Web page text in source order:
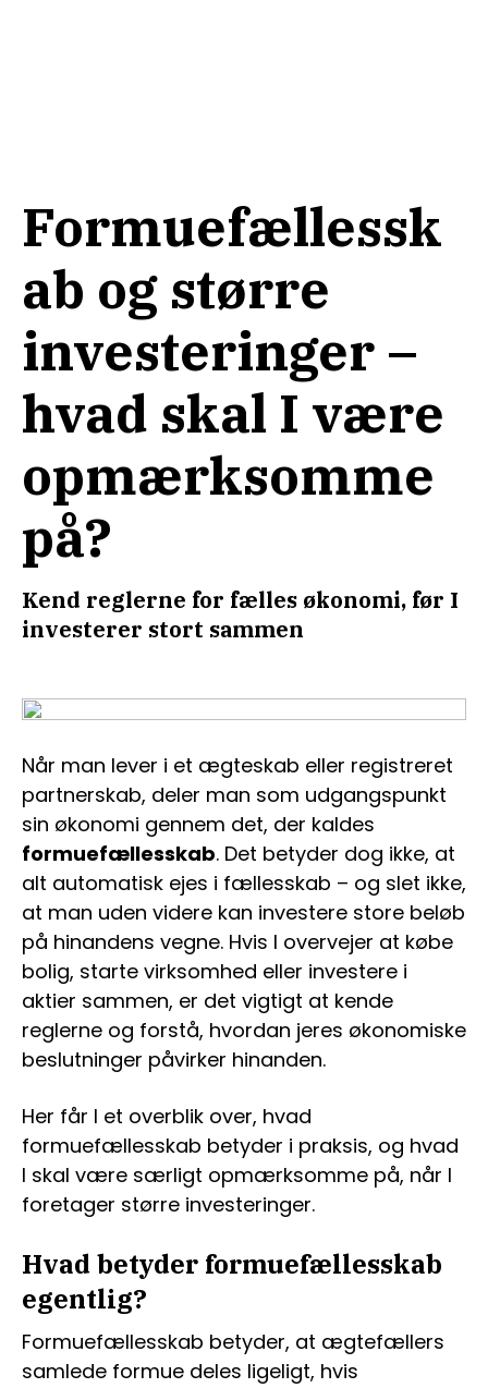
Formuefællessk
ab og større
investeringer –
hvad skal I være
opmærksomme
på?
Kend reglerne for fælles økonomi, før I
investerer stort sammen
Når man lever i et ægteskab eller registreret
partnerskab, deler man som udgangspunkt
sin økonomi gennem det, der kaldes
formuefællesskab. Det betyder dog ikke, at
alt automatisk ejes i fællesskab – og slet ikke,
at man uden videre kan investere store beløb
på hinandens vegne. Hvis I overvejer at købe
bolig, starte virksomhed eller investere i
aktier sammen, er det vigtigt at kende
reglerne og forstå, hvordan jeres økonomiske
beslutninger påvirker hinanden.
Her får I et overblik over, hvad
formuefællesskab betyder i praksis, og hvad
I skal være særligt opmærksomme på, når I
foretager større investeringer.
Hvad betyder formuefællesskab
egentlig?
Formuefællesskab betyder, at ægtefællers
samlede formue deles ligeligt, hvis